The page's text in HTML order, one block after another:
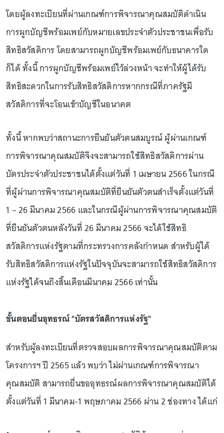
โดยผู้ลงทะเบียนที่ผ่านเกณฑ์การพิจารณาคุณสมบัติดำเนิน
การผูกบัญชีพร้อมเพย์กับหมายเลขประจำตัวประชาชนเพื่อรับ
สิทธิสวัสดิการ โดยสามารถผูกบัญชีพร้อมเพย์กับธนาคารใด
ก็ได้ ทั้งนี้ การผูกบัญชีพร้อมเพย์ไว้ล่วงหน้า จะทำให้ผู้ได้รับ
สิทธิสะดวกในการรับสิทธิสวัสดิการหากกรณีที่ภาครัฐมี
สวัสดิการที่จะโอนเข้าบัญชีในอนาคต
ทั้งนี้ หากพบว่าสถานะการยืนยันตัวตนสมบูรณ์ ผู้ผ่านเกณฑ์
การพิจารณาคุณสมบัติจึงจะสามารถใช้สิทธิสวัสดิการผ่าน
บัตรประจำตัวประชาชนได้ตั้งแต่วันที่ 1 เมษายน 2566 ในกรณี
ที่ผู้ผ่านการพิจารณาคุณสมบัติที่ยืนยันตัวตนสำเร็จตั้งแต่วันที่
1 – 26 มีนาคม 2566 และในกรณีผู้ผ่านการพิจารณาคุณสมบัติ
ที่ยืนยันตัวตนหลังวันที่ 26 มีนาคม 2566 จะได้ใช้สิทธิ
สวัสดิการแห่งรัฐตามที่กระทรวงการคลังกำหนด สำหรับผู้ได้
รับสิทธิสวัสดิการแห่งรัฐในปัจจุบันจะสามารถใช้สิทธิสวัสดิการ
แห่งรัฐได้จนถึงสิ้นเดือนมีนาคม 2566 เท่านั้น
ขั้นตอนยื่นอุทธรณ์ "บัตรสวัสดิการแห่งรัฐ"
สำหรับผู้ลงทะเบียนที่ตรวจสอบผลการพิจารณาคุณสมบัติตาม
โครงการฯ ปี 2565 แล้ว พบว่า ไม่ผ่านเกณฑ์การพิจารณา
คุณสมบัติ สามารถยื่นขออุทธรณ์ผลการพิจารณาคุณสมบัติได้
ตั้งแต่วันที่ 1 มีนาคม-1 พฤษภาคม 2566 ผ่าน 2 ช่องทาง ได้แก่